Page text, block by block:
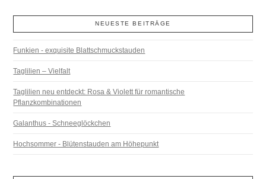
NEUESTE BEITRÄGE
Funkien - exquisite Blattschmuckstauden
Taglilien – Vielfalt
Taglilien neu entdeckt: Rosa & Violett für romantische
Pflanzkombinationen
Galanthus - Schneeglöckchen
Hochsommer - Blütenstauden am Höhepunkt